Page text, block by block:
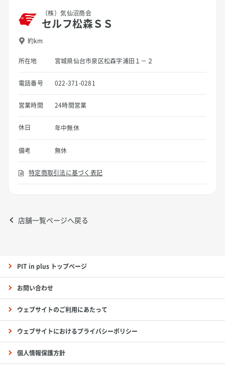
（株）気仙沼商会
セルフ松森ＳＳ
約km
所在地 宮城県仙台市泉区松森字浦田１－２
電話番号 022-371-0281
営業時間 24時間営業
休日 年中無休
備考 無休
特定商取引法に基づく表記
店舗一覧ページへ戻る
PIT in plus トップページ
お問い合わせ
ウェブサイトのご利用にあたって
ウェブサイトにおけるプライバシーポリシー
個人情報保護方針